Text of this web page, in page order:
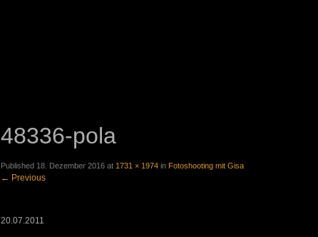
48336-pola
Published 18. Dezember 2016 at 1731 × 1974 in Fotoshooting mit Gisa
← Previous
20.07.2011